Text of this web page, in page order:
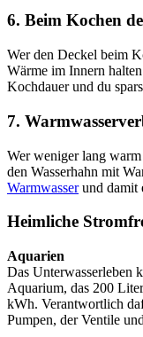
6. Beim Kochen
Wer den Deckel beim
Wärme im Innern
Kochdauer und du
7.
Wer weniger lang
den Wasserhahn mit
Warmwasserund damit
Heimliche
Aquarien
Das Unterwasserleben
Aquarium, das 200
kWh. Verantwortlich
Pumpen, der Ventile